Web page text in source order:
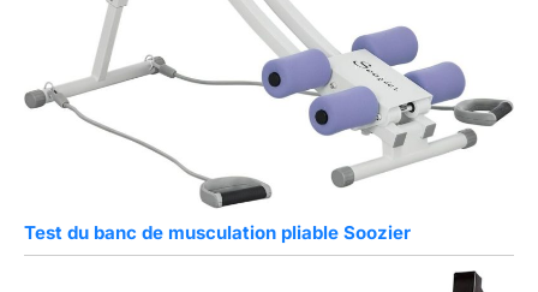
Test du banc de musculation pliable Soozier